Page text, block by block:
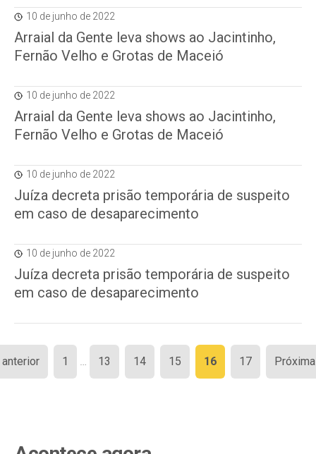
10 de junho de 2022
Arraial da Gente leva shows ao Jacintinho,
Fernão Velho e Grotas de Maceió
10 de junho de 2022
Arraial da Gente leva shows ao Jacintinho,
Fernão Velho e Grotas de Maceió
10 de junho de 2022
Juíza decreta prisão temporária de suspeito
em caso de desaparecimento
10 de junho de 2022
Juíza decreta prisão temporária de suspeito
em caso de desaparecimento
Paginação
de
1 … 13 14 15 16 17